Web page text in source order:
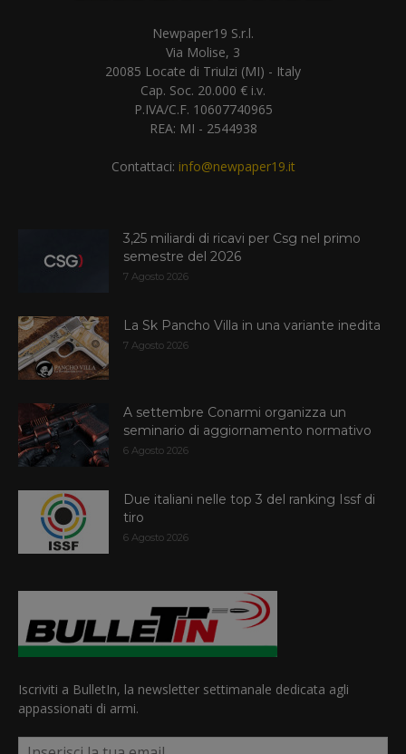
Newpaper19 S.r.l.
Via Molise, 3
20085 Locate di Triulzi (MI) - Italy
Cap. Soc. 20.000 € i.v.
P.IVA/C.F. 10607740965
REA: MI - 2544938
Contattaci: info@newpaper19.it
3,25 miliardi di ricavi per Csg nel primo
semestre del 2026
7 Agosto 2026
La Sk Pancho Villa in una variante inedita
7 Agosto 2026
A settembre Conarmi organizza un
seminario di aggiornamento normativo
6 Agosto 2026
Due italiani nelle top 3 del ranking Issf di
tiro
6 Agosto 2026
Iscriviti a BulletIn, la newsletter settimanale dedicata agli
appassionati di armi.